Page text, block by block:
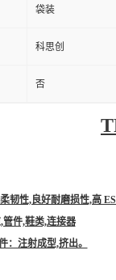
袋装
科思创
否
韧性,良好耐磨损性,高
管件,鞋类,连接器
：注射成型,挤出。